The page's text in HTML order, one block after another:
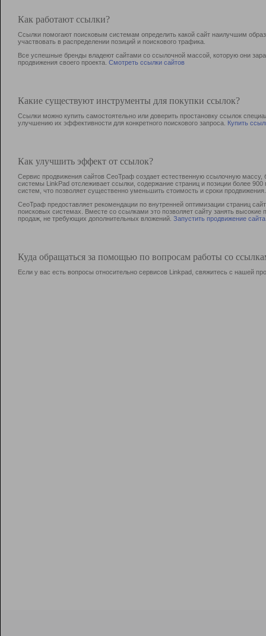
Как работают ссылки?
Ссылки помогают поисковым системам определить какой сайт наилучшим
участвовать в раcпределении позиций и поискового трафика.
Все успешные бренды владеют сайтами со ссылочной массой, которую они
продвижения своего проекта. Смотреть ссылки сайтов
Какие существуют инструменты для покупки ссылок?
Ссылки можно купить самостоятельно или доверить простановку ссылок
улучшению их эффективности для конкретного поискового запроса. Купить
Как улучшить эффект от ссылок?
Сервис продвижения сайтов СеоТраф создает естественную ссылочную
системы LinkPad отслеживает ссылки, содержание страниц и позиции более
систем, что позволяет существенно уменьшить стоимость и сроки продвижения.
СеоТраф предоставляет рекомендации по внутренней оптимизации страниц
поисковых системах. Вместе со ссылками это позволяет сайту занять
продаж, не требующих дополнительных вложений. Запустить продвижение сайта
Куда обращаться за помощью по вопросам работы со
Если у вас есть вопросы относительно сервисов Linkpad, свяжитесь с нашей